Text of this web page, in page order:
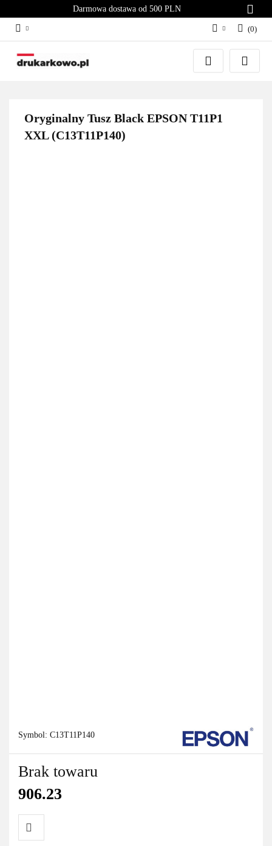
Darmowa dostawa od 500 PLN
Zaloguj się
Załóż konto
(0)
Oryginalny Tusz Black EPSON T11P1
XXL (C13T11P140)
Symbol: C13T11P140
Brak towaru
906.23